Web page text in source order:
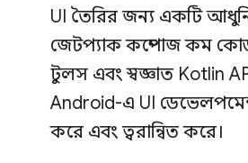
UI তৈরির জন্য একটি
জেটপ্যাক কম্পোজ কম
টুলস এবং স্বজ্ঞাত Kotlin
Android-এ UI
করে এবং ত্বরান্বিত করে।